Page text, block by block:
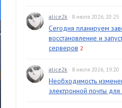
alice2k · 8 июля 2026, 20:25
Сегодня планируем
восстановление и
серверов 2
alice2k · 8 июля 2026, 19:20
Необходимость
электронной почты для